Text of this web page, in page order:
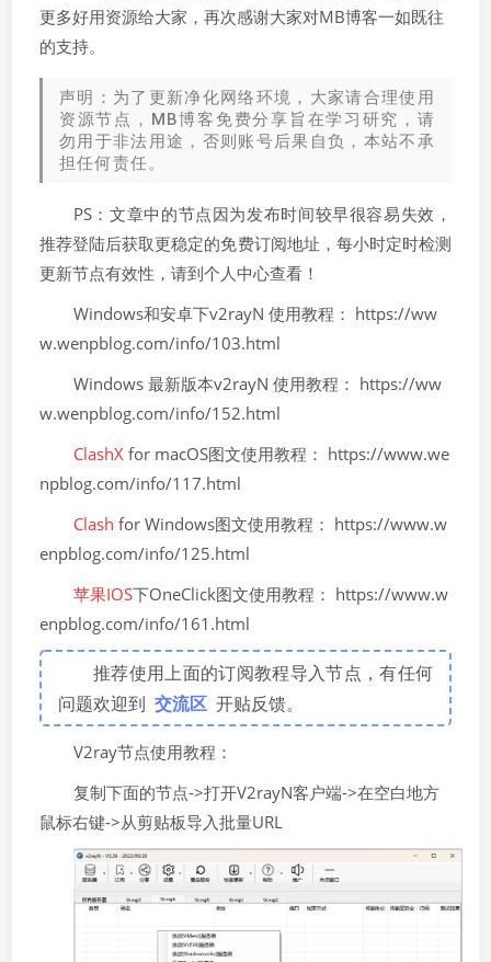
更多好用资源给大家，再次感谢大家对MB博客一如既往
的支持。
声明：为了更新净化网络环境，大家请合理使用
资源节点，MB博客免费分享旨在学习研究，请
勿用于非法用途，否则账号后果自负，本站不承
担任何责任。
PS：文章中的节点因为发布时间较早很容易失效，
推荐登陆后获取更稳定的免费订阅地址，每小时定时检测
更新节点有效性，请到个人中心查看！
Windows和安卓下v2rayN 使用教程： https://ww
w.wenpblog.com/info/103.html
Windows 最新版本v2rayN 使用教程： https://ww
w.wenpblog.com/info/152.html
ClashXfor macOS图文使用教程： https://www.we
npblog.com/info/117.html
Clash for Windows图文使用教程： https://www.w
enpblog.com/info/125.html
苹果IOS下OneClick图文使用教程： https://www.w
enpblog.com/info/161.html
推荐使用上面的订阅教程导入节点，有任何
问题欢迎到 交流区 开贴反馈。
V2ray节点使用教程：
复制下面的节点->打开V2rayN客户端->在空白地方
鼠标右键->从剪贴板导入批量URL